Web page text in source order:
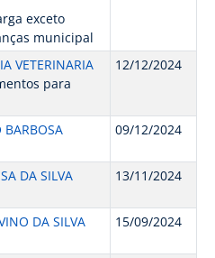
exceto
municipal
VETERINARIA
para
12/12/2024
09/12/2024
DA SILVA
13/11/2024
DA SILVA
15/09/2024